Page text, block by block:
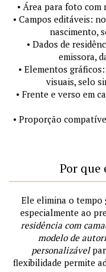
• Área para foto com
• Campos editáveis:
nascimento,
• Dados de
emissora,
• Elementos
visuais, selo
• Frente e verso em
• Proporção
Por que
Ele elimina o
especialmente ao
residência com
modelo de
personalizável
flexibilidade permite